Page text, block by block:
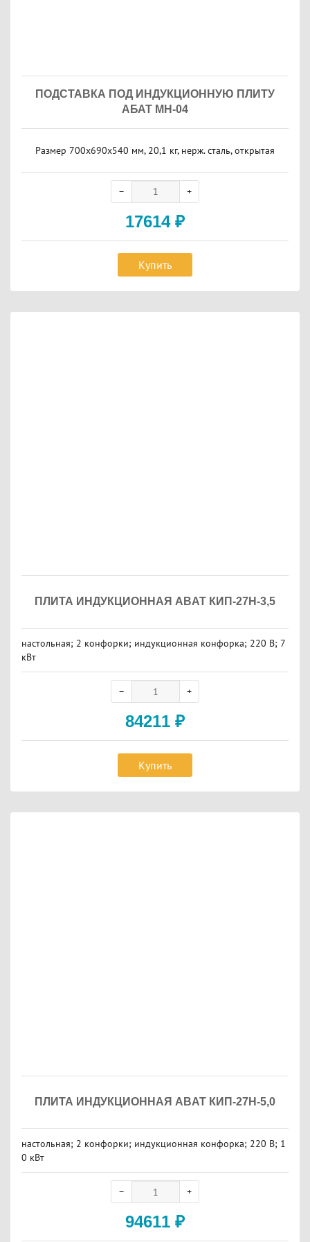
ПОДСТАВКА ПОД ИНДУКЦИОННУЮ ПЛИТУ
АБАТ МН-04
Размер 700x690x540 мм, 20,1 кг, нерж. сталь, открытая
17614 ₽
Купить
ПЛИТА ИНДУКЦИОННАЯ ABAT КИП-27Н-3,5
настольная; 2 конфорки; индукционная конфорка; 220 В; 7
кВт
84211 ₽
Купить
ПЛИТА ИНДУКЦИОННАЯ ABAT КИП-27Н-5,0
настольная; 2 конфорки; индукционная конфорка; 220 В; 1
0 кВт
94611 ₽